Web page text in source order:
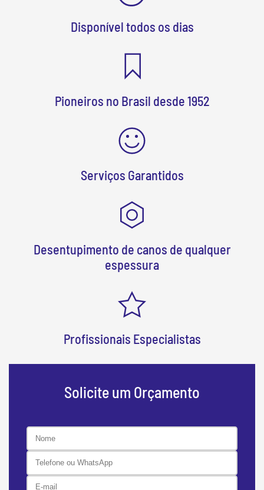
Disponível todos os dias
Pioneiros no Brasil desde 1952
Serviços Garantidos
Desentupimento de canos de qualquer
espessura
Profissionais Especialistas
Solicite um Orçamento